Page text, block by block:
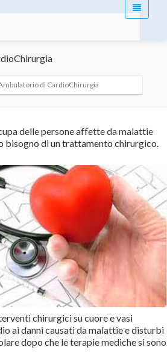
di CardioChirurgia
delle persone affette da malattie
bisogno di un trattamento chirurgico.
chirurgici su cuore e vasi
ai danni causati da malattie e disturbi
dopo che le terapie mediche si sono